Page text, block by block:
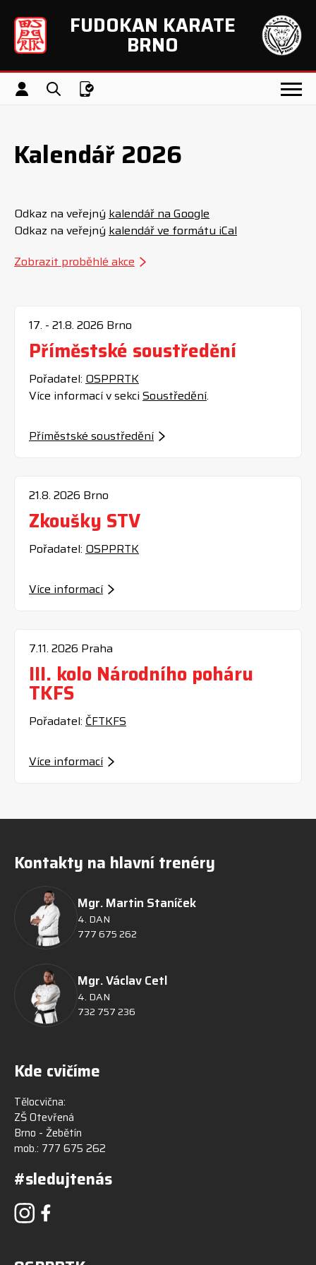
Přeskočit navigaciFUDOKAN KARATE
BRNO
Přihlášení
Vyhledávání
Appka
Kalendář 2026
Odkaz na veřejný kalendář na Google
Odkaz na veřejný kalendář ve formátu iCal
Zobrazit proběhlé akce
17. - 21.8. 2026 Brno
Příměstské soustředění
Pořadatel: OSPPRTK
Více informací v sekci Soustředění.
Příměstské soustředění
21.8. 2026 Brno
Zkoušky STV
Pořadatel: OSPPRTK
Více informací
7.11. 2026 Praha
III. kolo Národního poháru
TKFS
Pořadatel: ČFTKFS
Více informací
Kde cvičíme
Tělocvična:
ZŠ Otevřená
Brno - Žebětín
mob.: 777 675 262
#sledujtenás
Kontakty na hlavní trenéry
Mgr. Martin Staníček
4. DAN
777 675 262
Mgr. Václav Cetl
4. DAN
732 757 236